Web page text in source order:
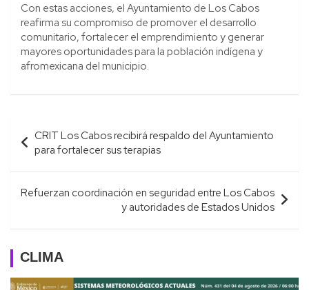
Con estas acciones, el Ayuntamiento de Los Cabos
reafirma su compromiso de promover el desarrollo
comunitario, fortalecer el emprendimiento y generar
mayores oportunidades para la población indígena y
afromexicana del municipio.
Navegación
de
entradas
CRIT Los Cabos recibirá respaldo del Ayuntamiento
para fortalecer sus terapias
Refuerzan coordinación en seguridad entre Los Cabos
y autoridades de Estados Unidos
CLIMA